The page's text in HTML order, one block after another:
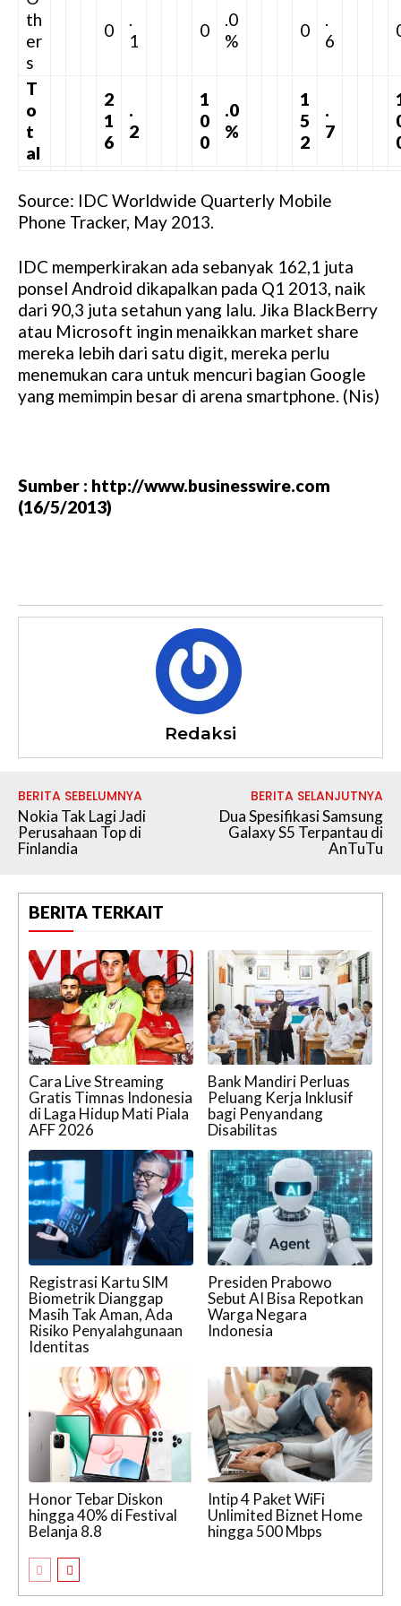
th
er
s
0
.
1
0
.0
%
0
.
6
T
o
t
al
2
1
6
.
2
1
0
0
.0
%
1
5
2
.
7
Source: IDC Worldwide Quarterly Mobile
Phone Tracker, May 2013.
IDC memperkirakan ada sebanyak 162,1 juta
ponsel Android dikapalkan pada Q1 2013, naik
dari 90,3 juta setahun yang lalu. Jika BlackBerry
atau Microsoft ingin menaikkan market share
mereka lebih dari satu digit, mereka perlu
menemukan cara untuk mencuri bagian Google
yang memimpin besar di arena smartphone. (Nis)
Sumber : http://www.businesswire.com
(16/5/2013)
Redaksi
BERITA SEBELUMNYA
Nokia Tak Lagi Jadi
Perusahaan Top di
Finlandia
BERITA SELANJUTNYA
Dua Spesifikasi Samsung
Galaxy S5 Terpantau di
AnTuTu
BERITA TERKAIT
Cara Live Streaming
Gratis Timnas Indonesia
di Laga Hidup Mati Piala
AFF 2026
Bank Mandiri Perluas
Peluang Kerja Inklusif
bagi Penyandang
Disabilitas
Registrasi Kartu SIM
Biometrik Dianggap
Masih Tak Aman, Ada
Risiko Penyalahgunaan
Identitas
Presiden Prabowo
Sebut AI Bisa Repotkan
Warga Negara
Indonesia
Honor Tebar Diskon
hingga 40% di Festival
Belanja 8.8
Intip 4 Paket WiFi
Unlimited Biznet Home
hingga 500 Mbps